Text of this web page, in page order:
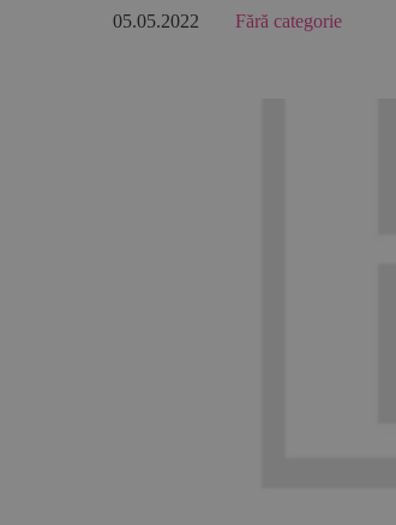
05.05.2022 Fără categorie